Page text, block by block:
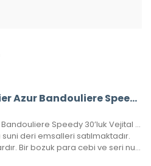
A+ Louis Vuitton Damier Azur Bandouliere Speedy 35’Lik Vejital Deri
A+ Louis Vuitton Damier Azur Bandouliere Speedy 30’luk Vejital Deri
deri emsalleri satılmaktadır.
Çantanın iç astarı orjinal astardır. Bir bozuk para cebi ve seri numarası mevcuttur.